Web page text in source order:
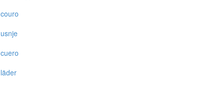
couro
usnje
cuero
läder